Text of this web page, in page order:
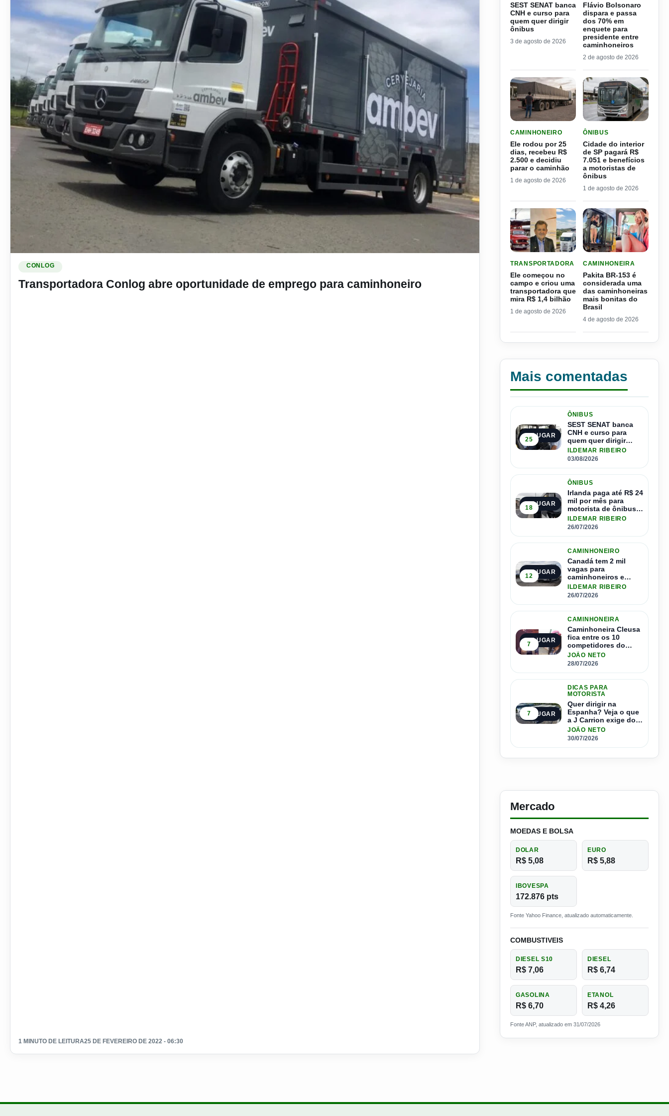
CONLOG
Transportadora Conlog abre oportunidade de emprego para caminhoneiro
1 MINUTO DE LEITURA25 DE FEVEREIRO DE 2022 - 06:30
SEST SENAT banca
CNH e curso para
quem quer dirigir
ônibus
3 de agosto de 2026
Flávio Bolsonaro
dispara e passa
dos 70% em
enquete para
presidente entre
caminhoneiros
2 de agosto de 2026
CAMINHONEIRO
Ele rodou por 25
dias, recebeu R$
2.500 e decidiu
parar o caminhão
1 de agosto de 2026
ÔNIBUS
Cidade do interior
de SP pagará R$
7.051 e benefícios
a motoristas de
ônibus
1 de agosto de 2026
TRANSPORTADORA
Ele começou no
campo e criou uma
transportadora que
mira R$ 1,4 bilhão
1 de agosto de 2026
CAMINHONEIRA
Pakita BR-153 é
considerada uma
das caminhoneiras
mais bonitas do
Brasil
4 de agosto de 2026
Mais comentadas
1º LUGAR
25
ÔNIBUS
SEST SENAT banca
CNH e curso para
quem quer dirigir
ônibus
ILDEMAR RIBEIRO
03/08/2026
2º LUGAR
18
ÔNIBUS
Irlanda paga até R$ 24
mil por mês para
motorista de ônibus e
pode contratar até
1.500 motoristas
ILDEMAR RIBEIRO
26/07/2026
3º LUGAR
12
CAMINHONEIRO
Canadá tem 2 mil
vagas para
caminhoneiros e
salário de até R$ 24
mil por mês
ILDEMAR RIBEIRO
26/07/2026
4º LUGAR
7
CAMINHONEIRA
Caminhoneira Cleusa
fica entre os 10
competidores do
Master Driver Brasil
JOÃO NETO
28/07/2026
5º LUGAR
7
DICAS PARA
MOTORISTA
Quer dirigir na
Espanha? Veja o que
a J Carrion exige dos
brasileiros
JOÃO NETO
30/07/2026
Mercado
MOEDAS E BOLSA
DOLAR
R$ 5,08
EURO
R$ 5,88
IBOVESPA
172.876 pts
Fonte Yahoo Finance, atualizado automaticamente.
COMBUSTIVEIS
DIESEL S10
R$ 7,06
DIESEL
R$ 6,74
GASOLINA
R$ 6,70
ETANOL
R$ 4,26
Fonte ANP, atualizado em 31/07/2026